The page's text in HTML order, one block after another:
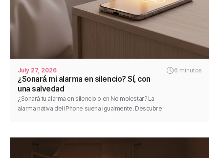
July 27, 2026 6 minutos
¿Sonará mi alarma en silencio? Sí, con
una salvedad
¿Sonará tu alarma en silencio o en No molestar? La
alarma nativa del iPhone suena igualmente. Descubre